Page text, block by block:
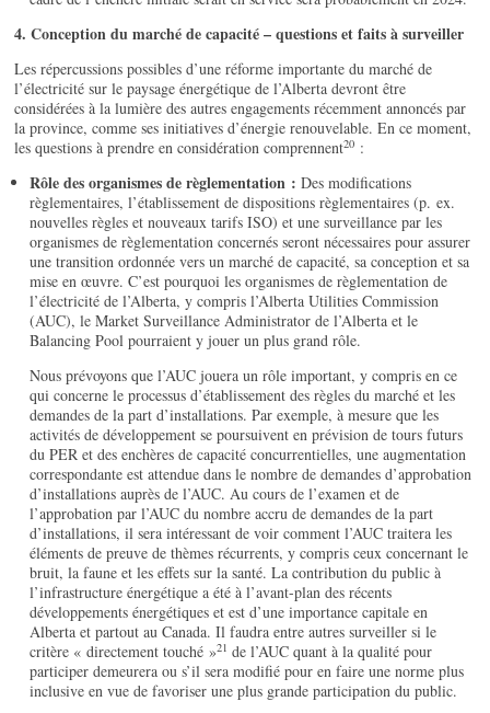
4. Conception du marché de capacité – questions et faits à surveiller
Les répercussions possibles d’une réforme importante du marché de
l’électricité sur le paysage énergétique de l’Alberta devront être
considérées à la lumière des autres engagements récemment annoncés par
la province, comme ses initiatives d’énergie renouvelable. En ce moment,
les questions à prendre en considération comprennent20 :
Rôle des organismes de règlementation : Des modifications
règlementaires, l’établissement de dispositions règlementaires (p. ex.
nouvelles règles et nouveaux tarifs ISO) et une surveillance par les
organismes de règlementation concernés seront nécessaires pour assurer
une transition ordonnée vers un marché de capacité, sa conception et sa
mise en œuvre. C’est pourquoi les organismes de règlementation de
l’électricité de l’Alberta, y compris l’Alberta Utilities Commission
(AUC), le Market Surveillance Administrator de l’Alberta et le
Balancing Pool pourraient y jouer un plus grand rôle.
Nous prévoyons que l’AUC jouera un rôle important, y compris en ce
qui concerne le processus d’établissement des règles du marché et les
demandes de la part d’installations. Par exemple, à mesure que les
activités de développement se poursuivent en prévision de tours futurs
du PER et des enchères de capacité concurrentielles, une augmentation
correspondante est attendue dans le nombre de demandes d’approbation
d’installations auprès de l’AUC. Au cours de l’examen et de
l’approbation par l’AUC du nombre accru de demandes de la part
d’installations, il sera intéressant de voir comment l’AUC traitera les
éléments de preuve de thèmes récurrents, y compris ceux concernant le
bruit, la faune et les effets sur la santé. La contribution du public à
l’infrastructure énergétique a été à l’avant-plan des récents
développements énergétiques et est d’une importance capitale en
Alberta et partout au Canada. Il faudra entre autres surveiller si le
critère « directement touché »21 de l’AUC quant à la qualité pour
participer demeurera ou s’il sera modifié pour en faire une norme plus
inclusive en vue de favoriser une plus grande participation du public.